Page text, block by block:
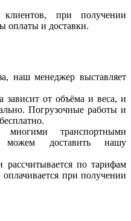
при получении
оплаты и доставки.
наш менеджер выставляет
зависит от объёма и веса, и
Погрузочные работы и
транспортными
можем доставить нашу
рассчитывается по тарифам
при получении